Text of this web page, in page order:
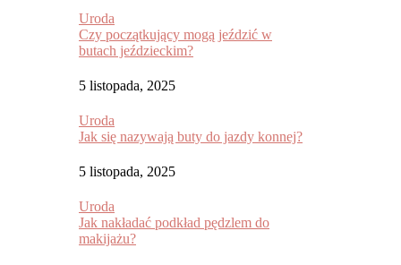
Uroda
Czy początkujący mogą jeździć w
butach jeździeckim?
5 listopada, 2025
Uroda
Jak się nazywają buty do jazdy konnej?
5 listopada, 2025
Uroda
Jak nakładać podkład pędzlem do
makijażu?